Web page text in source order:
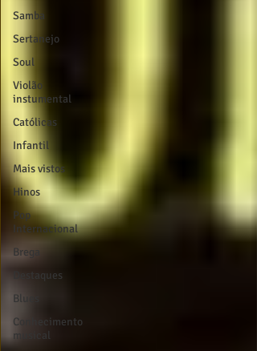
Samba
Sertanejo
Soul
Violão
instumental
Católicas
Infantil
Mais vistos
Hinos
Pop
Internacional
Brega
Destaques
Blues
Conhecimento
musical